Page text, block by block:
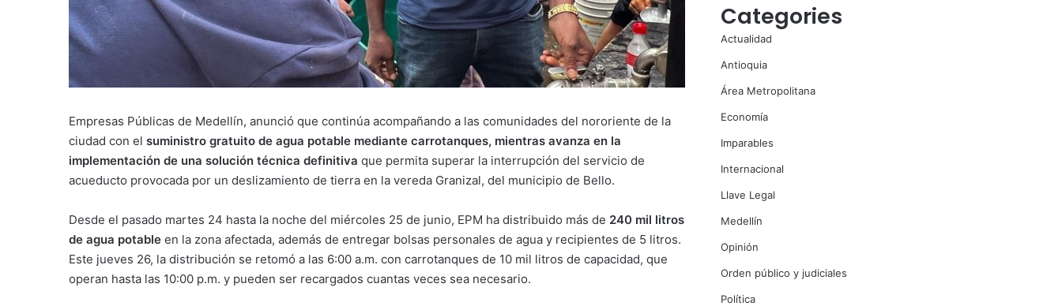
Empresas Públicas de Medellín, anunció que continúa acompañando a las comunidades del nororiente de la
ciudad con el suministro gratuito de agua potable mediante carrotanques, mientras avanza en la
implementación de una solución técnica definitiva que permita superar la interrupción del servicio de
acueducto provocada por un deslizamiento de tierra en la vereda Granizal, del municipio de Bello.
Desde el pasado martes 24 hasta la noche del miércoles 25 de junio, EPM ha distribuido más de 240 mil litros
de agua potable en la zona afectada, además de entregar bolsas personales de agua y recipientes de 5 litros.
Este jueves 26, la distribución se retomó a las 6:00 a.m. con carrotanques de 10 mil litros de capacidad, que
operan hasta las 10:00 p.m. y pueden ser recargados cuantas veces sea necesario.
Categories
Actualidad
Antioquia
Área Metropolitana
Economía
Imparables
Internacional
Llave Legal
Medellín
Opinión
Orden público y judiciales
Política